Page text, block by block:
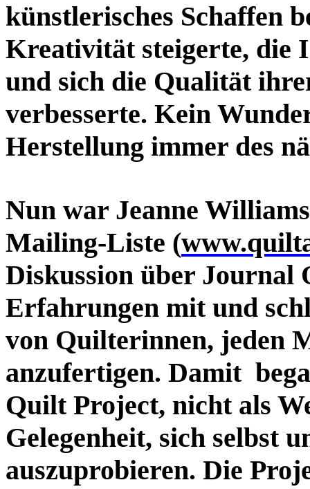
künstlerisches Schaffen
Kreativität steigerte, die
und sich die Qualität
verbesserte. Kein
Herstellung immer des
Nun war Jeanne
Mailing-Liste (
Diskussion über Journal
Erfahrungen mit und
von Quilterinnen, jeden
anzufertigen. Damit
Quilt Project, nicht als
Gelegenheit, sich selbst
auszuprobieren. Die